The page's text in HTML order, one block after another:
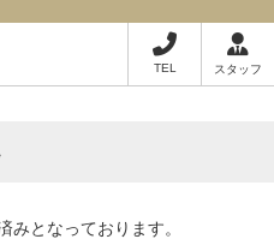
TEL スタッフ
みとなっております。